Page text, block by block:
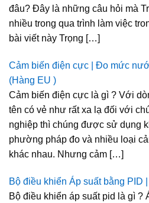
đâu? Đây là những câu hỏi mà
nhiều trong qua trình làm việc
bài viết này Trọng […]
Cảm biến điện cực | Đo mức
(Hàng EU )
Cảm biến điện cực là gì ? Với
tên có vẻ như rất xa lạ đối với
nghiệp thì chúng được sử dụng
phường pháp đo và nhiều loại
khác nhau. Nhưng cảm […]
Bộ điều khiển Áp suất bằng PID
Bộ điều khiển áp suất pid là gì ?